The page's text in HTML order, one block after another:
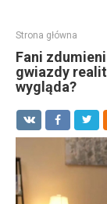
Strona główna
Fani
gwiazdy
wygląda?